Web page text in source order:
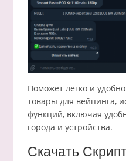
Поможет легко и
товары для вейпинга,
функций, включая
города и устройства.
Скачать